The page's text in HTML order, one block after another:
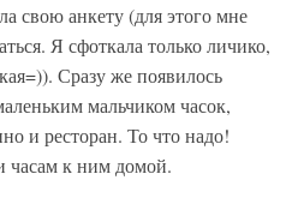
свою анкету (для этого мне
Я сфоткала только личико,
Сразу же появилось
мальчиком часок,
и ресторан. То что надо!
часам к ним домой.